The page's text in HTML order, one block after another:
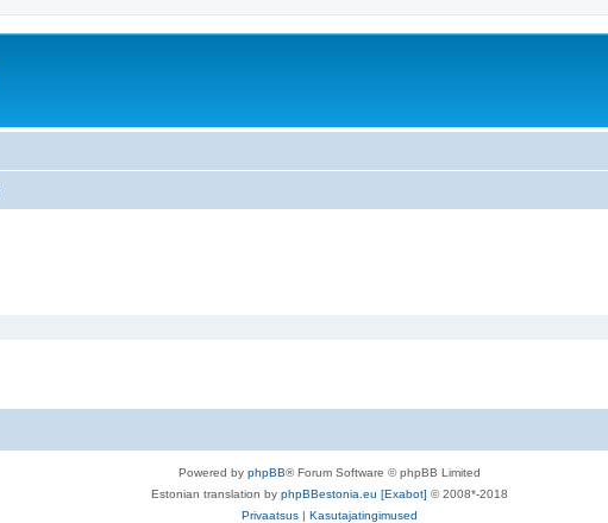
Powered by phpBB® Forum Software © phpBB Limited
Estonian translation by phpBBestonia.eu [Exabot] © 2008*-2018
Privaatsus | Kasutajatingimused